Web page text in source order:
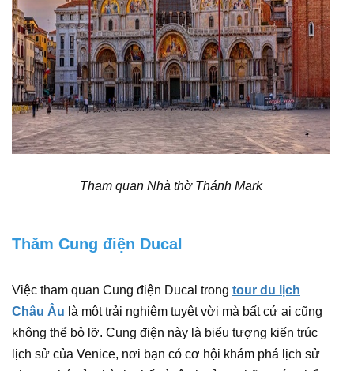
Tham quan Nhà thờ Thánh Mark
Thăm Cung điện Ducal
Việc tham quan Cung điện Ducal trong tour du lịch
Châu Âu là một trải nghiệm tuyệt vời mà bất cứ ai cũng
không thể bỏ lỡ. Cung điện này là biểu tượng kiến trúc
lịch sử của Venice, nơi bạn có cơ hội khám phá lịch sử